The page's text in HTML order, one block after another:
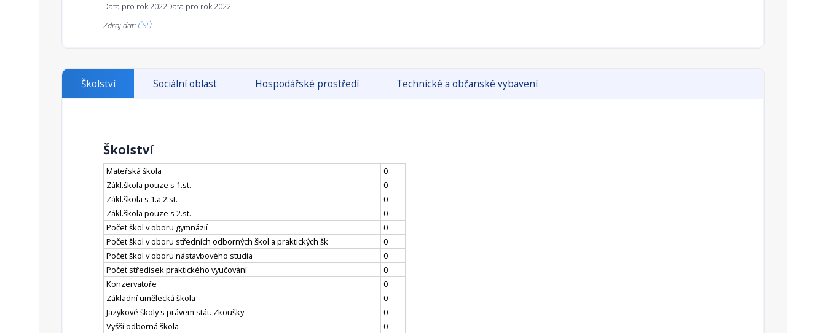
Data pro rok 2022Data pro rok 2022
Zdroj dat: ČSÚ
Školství Sociální oblast Hospodářské prostředí Technické a občanské vybavení
Školství
Mateřská škola
0
Zákl.škola pouze s 1.st.
0
Zákl.škola s 1.a 2.st.
0
Zákl.škola pouze s 2.st.
0
Počet škol v oboru gymnázií
0
Počet škol v oboru středních odborných škol a praktických šk
0
Počet škol v oboru nástavbového studia
0
Počet středisek praktického vyučování
0
Konzervatoře
0
Základní umělecká škola
0
Jazykové školy s právem stát. Zkoušky
0
Vyšší odborná škola
0